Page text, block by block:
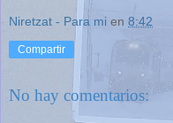
Niretzat - Para mi en 8:42
Compartir
No hay comentarios: